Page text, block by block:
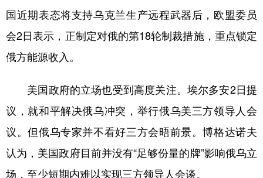
国近期表态将支持乌克兰生产远程武器后，欧盟委员
会2日表示，正制定对俄的第18轮制裁措施，重点锁定
俄方能源收入。
美国政府的立场也受到高度关注。埃尔多安2日提
议，就和平解决俄乌冲突，举行俄乌美三方领导人会
议。但俄乌专家并不看好三方会晤前景。博格达诺夫
认为，美国政府目前并没有“足够份量的牌”影响俄乌立
场，至少短期内难以实现三方领导人会谈。